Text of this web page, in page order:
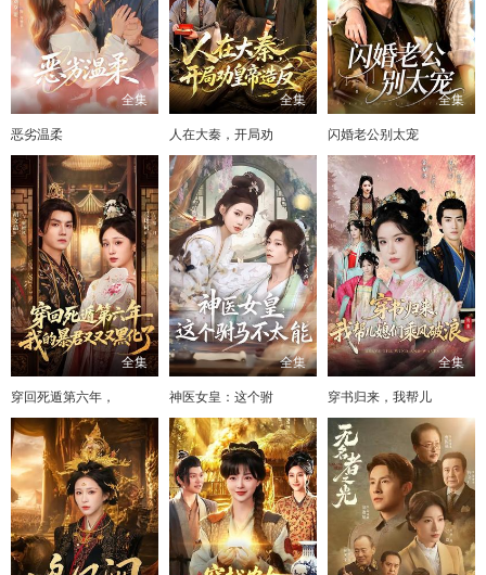
全集
恶劣温柔
全集
人在大秦，开局劝
全集
闪婚老公别太宠
全集
穿回死遁第六年，
全集
神医女皇：这个驸
全集
穿书归来，我帮儿